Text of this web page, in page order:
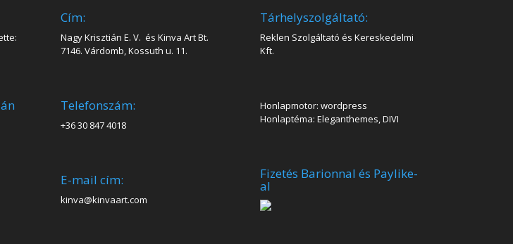
Cím:
Nagy Krisztián E. V. és Kinva Art Bt.
7146. Várdomb, Kossuth u. 11.
Telefonszám:
+36 30 847 4018
E-mail cím:
kinva@kinvaart.com
Tárhelyszolgáltató:
Reklen Szolgáltató és Kereskedelmi
Kft.
Honlapmotor: wordpress
Honlaptéma: Eleganthemes, DIVI
Fizetés Barionnal és Paylike-
al